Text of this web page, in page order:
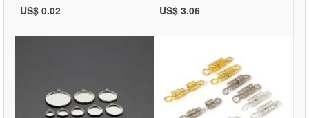
US$ 0.02 US$ 3.06